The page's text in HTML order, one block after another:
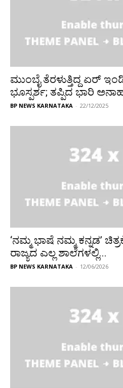
ಮುಂಬೈ ತೆರಳುತ್ತಿದ್ದ ಏರ್‌
ಭೂಸ್ಪರ್ಶ; ತಪ್ಪಿದ ಭಾರಿ
BP NEWS KARNATAKA - 22/12/2025
‘ನಮ್ಮ ಭಾಷೆ ನಮ್ಮ ಕನ್ನಡ’
ರಾಜ್ಯದ ಎಲ್ಲ ಶಾಲೆಗಳಲ್ಲಿ...
BP NEWS KARNATAKA - 12/06/2026